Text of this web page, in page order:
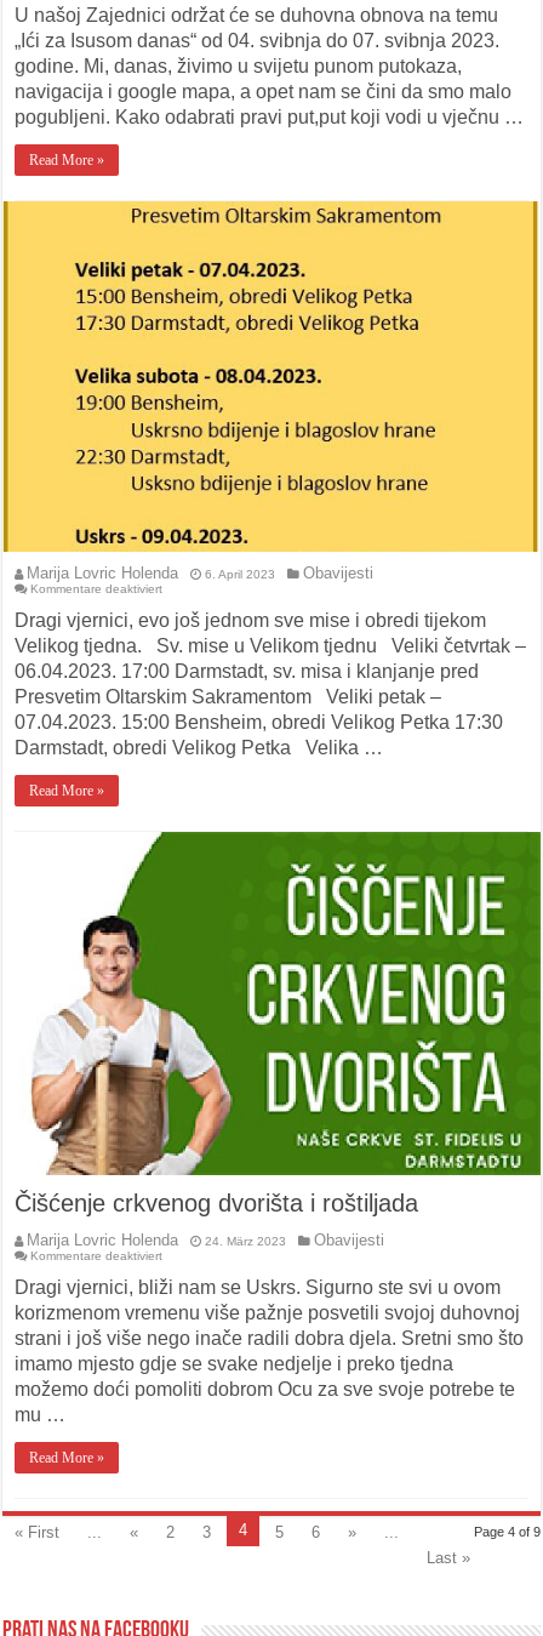
obnova
na
temu
„Ići
za
Isusom
danas“
U našoj Zajednici održat će se duhovna obnova na temu
„Ići za Isusom danas“ od 04. svibnja do 07. svibnja 2023.
godine. Mi, danas, živimo u svijetu punom putokaza,
navigacija i google mapa, a opet nam se čini da smo malo
pogubljeni. Kako odabrati pravi put,put koji vodi u vječnu …
Read More »
Marija Lovric Holenda 6. April 2023 Obavijesti
Kommentare deaktiviertfür
Dragi vjernici, evo još jednom sve mise i obredi tijekom
Velikog tjedna. Sv. mise u Velikom tjednu Veliki četvrtak –
06.04.2023. 17:00 Darmstadt, sv. misa i klanjanje pred
Presvetim Oltarskim Sakramentom Veliki petak –
07.04.2023. 15:00 Bensheim, obredi Velikog Petka 17:30
Darmstadt, obredi Velikog Petka Velika …
Read More »
Čišćenje crkvenog dvorišta i roštiljada
Marija Lovric Holenda 24. März 2023 Obavijesti
Kommentare deaktiviertfür
crkvenog
dvorišta
i
roštiljada
Dragi vjernici, bliži nam se Uskrs. Sigurno ste svi u ovom
korizmenom vremenu više pažnje posvetili svojoj duhovnoj
strani i još više nego inače radili dobra djela. Sretni smo što
imamo mjesto gdje se svake nedjelje i preko tjedna
možemo doći pomoliti dobrom Ocu za sve svoje potrebe te
mu …
Read More »
Page 4 of 9
« First « 2 3 4 5 6 »
Last »
Prati nas na Facebooku